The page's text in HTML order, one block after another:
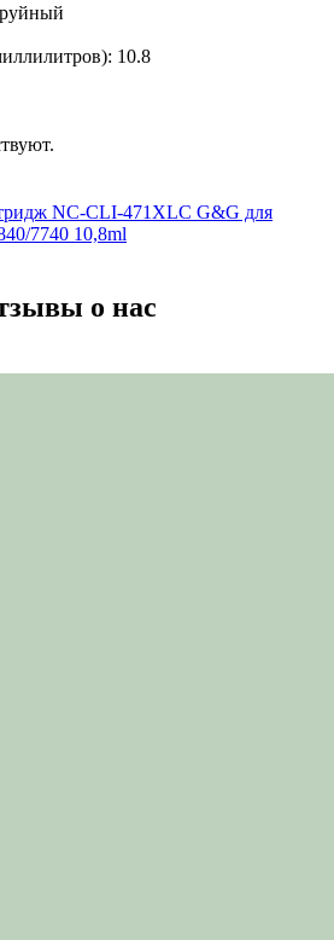
10.8
NC-CLI-471XLC G&G для
7740 10,8ml
о нас